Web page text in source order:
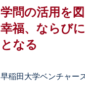
学問の活用を
幸福、ならび
となる
早稲田大学ベンチャー